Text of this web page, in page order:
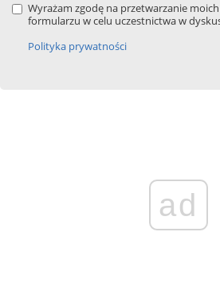
Wyrażam zgodę na przetwarzanie
formularzu w celu uczestnictwa w
Polityka prywatności
ad